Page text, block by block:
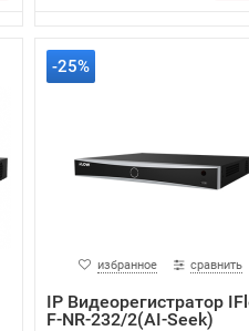
-25%
избранное сравнить
IP Видеорегистратор
F-NR-232/2(AI-Seek)